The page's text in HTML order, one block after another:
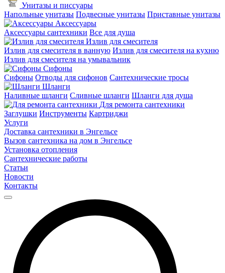
Унитазы и писсуары
Напольные унитазы Подвесные унитазы Приставные унитазы
Аксессуары
Аксессуары сантехники Все для душа
Излив для смесителя
Излив для смесителя в ванную Излив для смесителя на кухню
Излив для смесителя на умывальник
Сифоны
Сифоны Отводы для сифонов Сантехнические тросы
Шланги
Наливные шланги Сливные шланги Шланги для душа
Для ремонта сантехники
Заглушки Инструменты Картриджи
Услуги
Доставка сантехники в Энгельсе
Вызов сантехника на дом в Энгельсе
Установка отопления
Сантехнические работы
Статьи
Новости
Контакты